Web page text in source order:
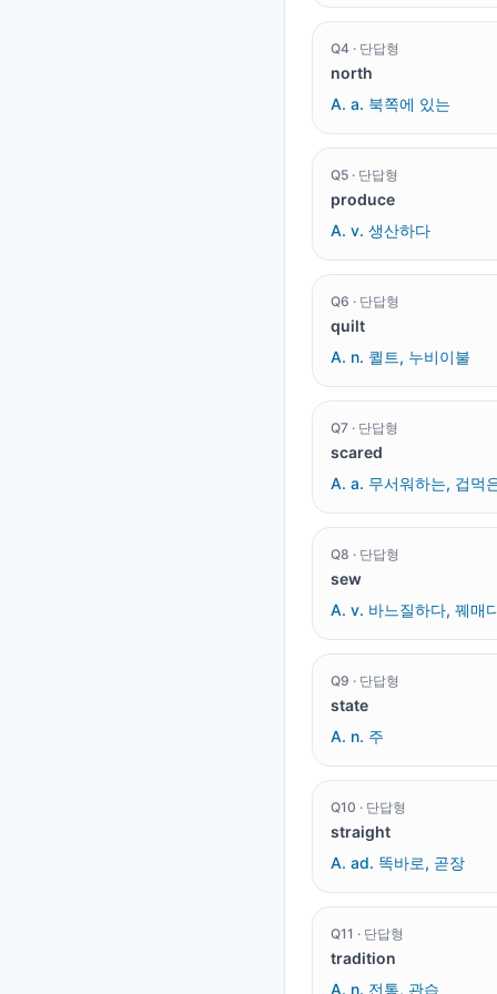
Q4 · 단답형
north
A. a. 북쪽에 있는
Q5 · 단답형
produce
A. v. 생산하다
Q6 · 단답형
quilt
A. n. 퀼트, 누비이불
Q7 · 단답형
scared
A. a. 무서워하는, 겁먹
Q8 · 단답형
sew
A. v. 바느질하다, 꿰매
Q9 · 단답형
state
A. n. 주
Q10 · 단답형
straight
A. ad. 똑바로, 곧장
Q11 · 단답형
tradition
A. n. 전통, 관습